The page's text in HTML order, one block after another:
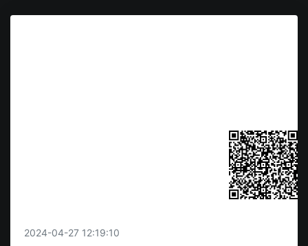
2024-04-27 12:19:10